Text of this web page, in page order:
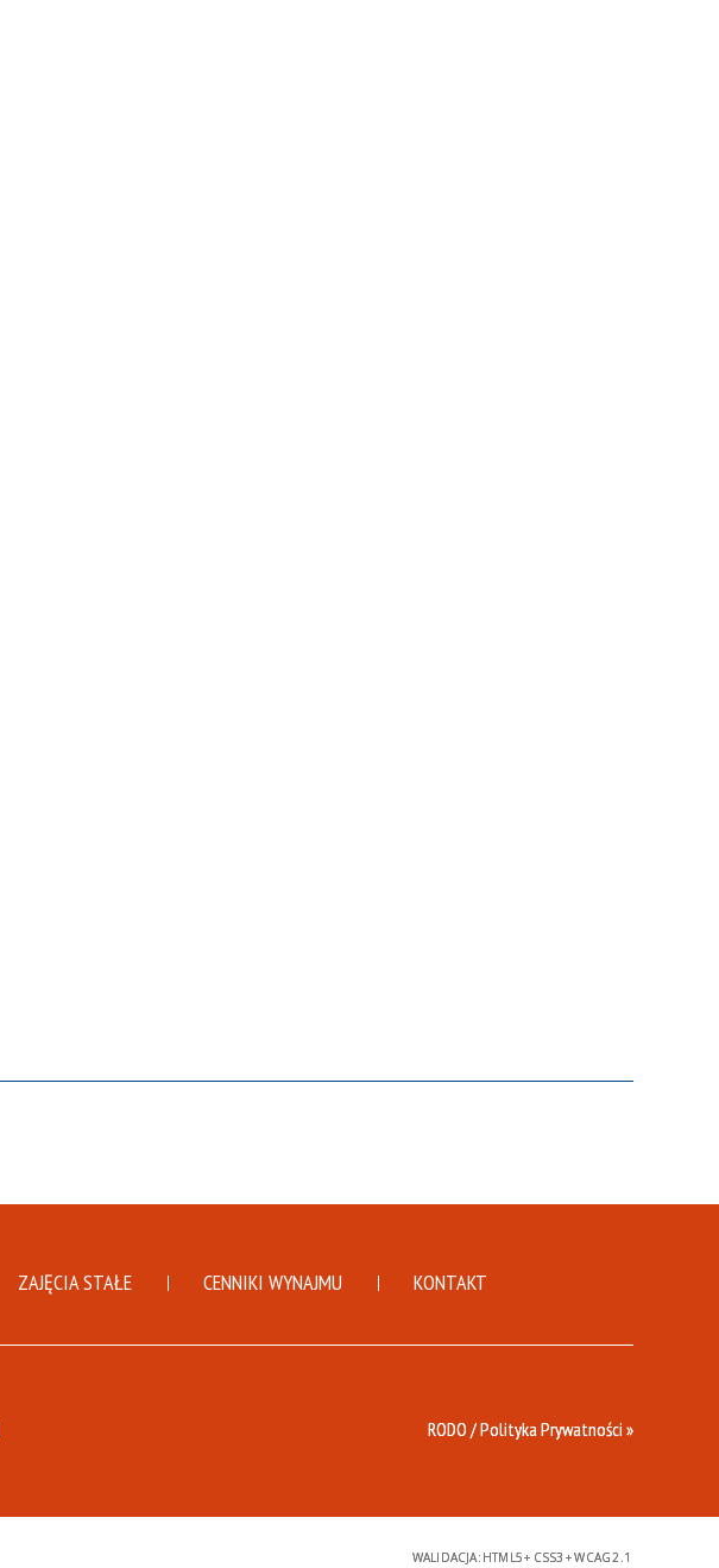
ZAJĘCIA STAŁE CENNIKI WYNAJMU KONTAKT
RODO / Polityka Prywatności »
WALIDACJA: HTML5+ CSS3 +WCAG 2.1